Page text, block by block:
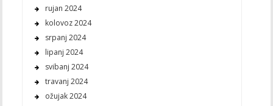
rujan 2024
kolovoz 2024
srpanj 2024
lipanj 2024
svibanj 2024
travanj 2024
ožujak 2024